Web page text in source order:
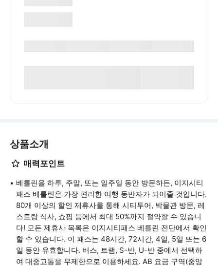
상품소개
매력포인트
베를린을 하루, 주말, 또는 일주일 동안 방문하든, 이지시티
패스 베를린은 가장 편리한 여행 동반자가 되어줄 것입니다.
80개 이상의 할인 제휴사를 통해 시티투어, 박물관 방문, 레
스토랑 식사, 쇼핑 등에서 최대 50%까지 절약할 수 있습니
다! 모든 제휴사 목록은 이지시티패스 베를린 전단에서 확인
할 수 있습니다. 이 패스는 48시간, 72시간, 4일, 5일 또는 6
일 동안 유효합니다. 버스, 트램, S-반, U-반 중에서 선택하
여 대중교통을 무제한으로 이용하세요. AB 요금 구역(중앙